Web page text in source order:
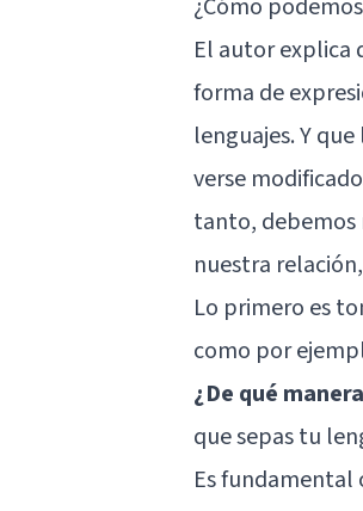
El autor explica
forma de
lenguajes. Y
verse
tanto, debemos
nuestra
Lo primero es
como por
¿De qué
que sepas tu
Es fundamental